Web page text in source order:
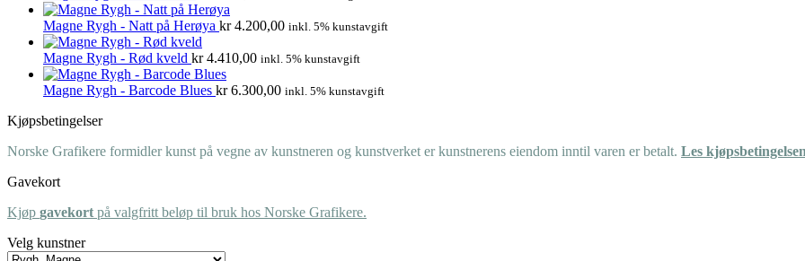
Magne Rygh - Natt på Herøya kr4.200,00 inkl. 5% kunstavgift
Magne Rygh - Rød kveld kr4.410,00 inkl. 5% kunstavgift
Magne Rygh - Barcode Blues kr6.300,00 inkl. 5% kunstavgift
Kjøpsbetingelser
Norske Grafikere formidler kunst på vegne av kunstneren og kunstverket er kunstnerens eiendom inntil varen er betalt. Les
Gavekort
Kjøp gavekort på valgfritt beløp til bruk hos Norske Grafikere.
Velg kunstner